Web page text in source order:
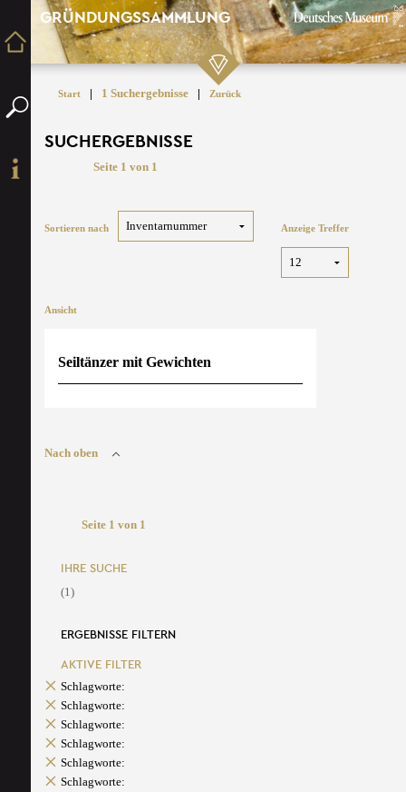
GRÜNDUNGSSAMMLUNG
Start | 1 Suchergebnisse | Zurück
SUCHERGEBNISSE
Seite 1 von 1
Sortieren nach Anzeige Treffer
Ansicht
Seiltänzer mit Gewichten
Nach oben
Seite 1 von 1
IHRE SUCHE
(1)
ERGEBNISSE FILTERN
AKTIVE FILTER
Schlagworte:
Schlagworte:
Schlagworte:
Schlagworte:
Schlagworte:
Schlagworte: